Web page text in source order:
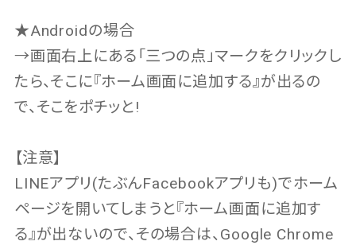
★Androidの場合
→画面右上にある「三つの点」マークをクリックし
たら、そこに『ホーム画面に追加する』が出るの
で、そこをポチッと!
【注意】
LINEアプリ(たぶんFacebookアプリも)でホーム
ページを開いてしまうと『ホーム画面に追加す
る』が出ないので、その場合は、Google Chrome